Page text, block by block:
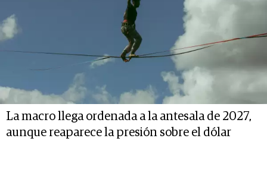
La macro llega ordenada a la antesala de 2027,
aunque reaparece la presión sobre el dólar